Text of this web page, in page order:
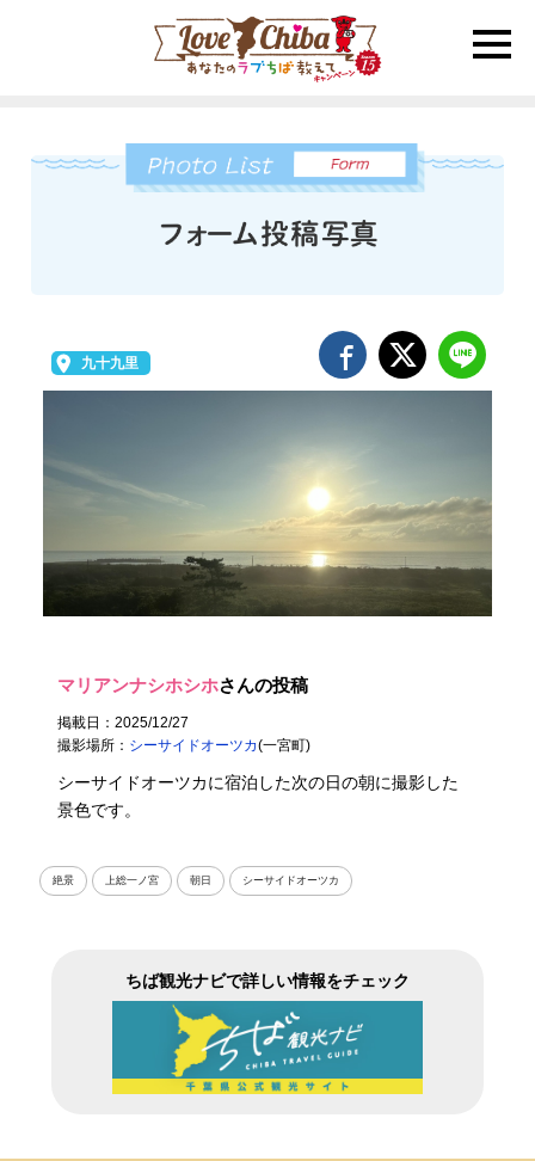
toggle
九十九里
マリアンナシホシホさんの投稿
掲載日：2025/12/27
撮影場所： シーサイドオーツカ(一宮町)
シーサイドオーツカに宿泊した次の日の朝に撮影した
景色です。
絶景 上総一ノ宮 朝日 シーサイドオーツカ
ちば観光ナビで詳しい情報をチェック